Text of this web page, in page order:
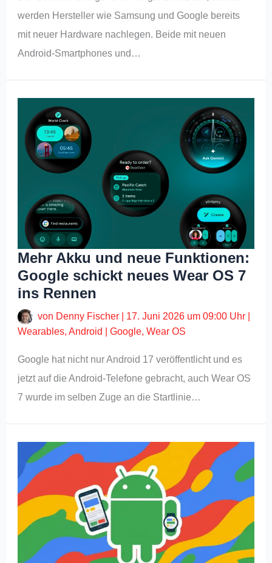
werden Hersteller wie Samsung und Google bereits
mit neuer Hardware nachlegen. Beide mit neuen
Android-Smartphones und…
Mehr Akku und neue Funktionen:
Google schickt neues Wear OS 7
ins Rennen
von Denny Fischer 17. Juni 2026 um 09:00 Uhr
Wearables,Android |Google,Wear OS
Google hat nicht nur Android 17 veröffentlicht und es
jetzt auf die Android-Telefone gebracht, auch Wear OS
7 wurde im selben Zuge an die Startlinie…